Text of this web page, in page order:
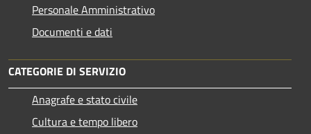
Personale Amministrativo
Documenti e dati
CATEGORIE DI SERVIZIO
Anagrafe e stato civile
Cultura e tempo libero